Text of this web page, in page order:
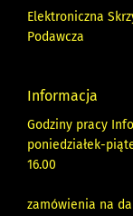
Elektroniczna
Podawcza
Informacja
Godziny pracy
poniedziałek-
16.00
zamówienia na